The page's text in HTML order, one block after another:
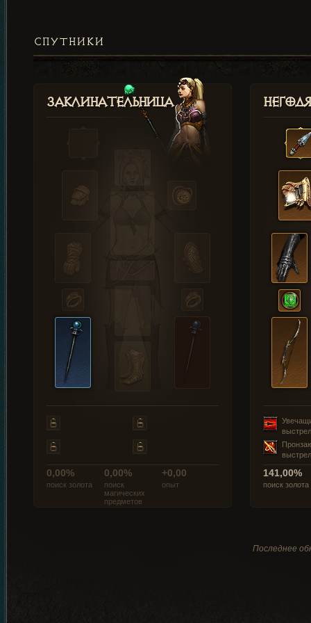
СПУТНИКИ
Заклинательница
0,00%
поиск золота
0,00%
поиск
магических
предметов
+0,00
опыт
выстрел
выстрел
141,00%
поиск золота
Последнее